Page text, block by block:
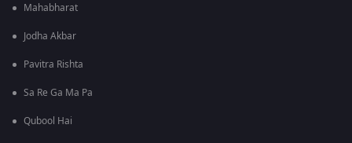
Mahabharat
Jodha Akbar
Pavitra Rishta
Sa Re Ga Ma Pa
Qubool Hai